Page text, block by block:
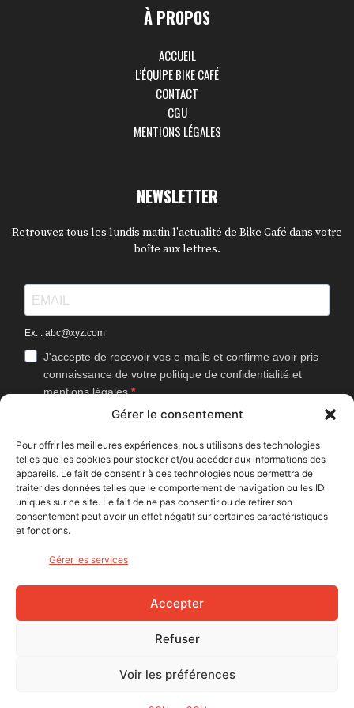
Gérer le consentement
Pour offrir les meilleures expériences, nous utilisons des technologies
telles que les cookies pour stocker et/ou accéder aux informations des
appareils. Le fait de consentir à ces technologies nous permettra de
traiter des données telles que le comportement de navigation ou les ID
uniques sur ce site. Le fait de ne pas consentir ou de retirer son
consentement peut avoir un effet négatif sur certaines caractéristiques
et fonctions.
Gérer les services
Accepter
Refuser
Voir les préférences
À PROPOS
ACCUEIL
L’ÉQUIPE BIKE CAFÉ
CONTACT
CGU
MENTIONS LÉGALES
NEWSLETTER
Retrouvez tous les lundis matin l'actualité de Bike Café dans votre
boîte aux lettres.
Ex. : abc@xyz.com
J'accepte de recevoir vos e-mails et confirme avoir pris
connaissance de votre politique de confidentialité et
mentions légales.
Vous pouvez vous désinscrire à tout moment en cliquant sur le lien
J'accepte que Bike Café mesure l'ouverture des
newsletters afin d'améliorer les contenus proposés.
S'INSCRIRE
NOUS SUIVRE